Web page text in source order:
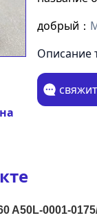
добрый：
Описание
A50L-0001-